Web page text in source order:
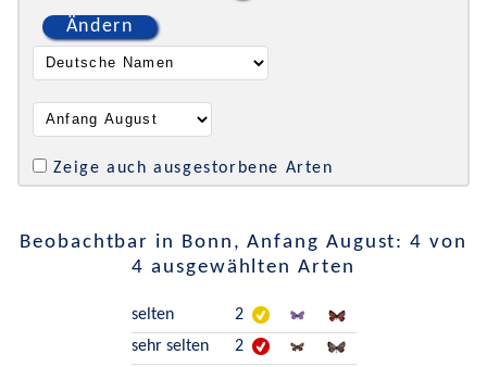
Ändern
Zeige auch ausgestorbene Arten
Beobachtbar in Bonn, Anfang August: 4 von
4 ausgewählten Arten
selten
2
sehr selten
2